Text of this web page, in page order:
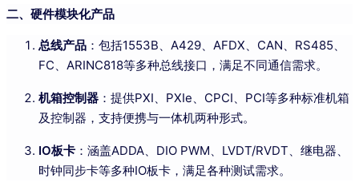
二、硬件模块化产品
总线产品 ：包括1553B、A429、AFDX、CAN、RS485、
FC、ARINC818等多种总线接口，满足不同通信需求。
机箱控制器 ：提供PXI、PXIe、CPCI、PCI等多种标准机箱
及控制器，支持便携与一体机两种形式。
IO板卡 ：涵盖ADDA、DIO PWM、LVDT/RVDT、继电器、
时钟同步卡等多种IO板卡，满足各种测试需求。